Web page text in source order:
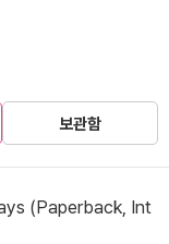
보관함
(Paperback, Int